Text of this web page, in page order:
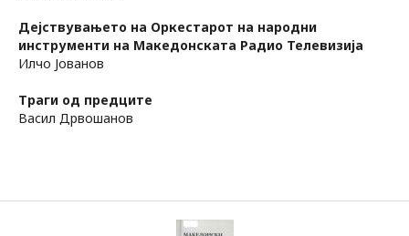
Дејствувањето на Оркестарот на народни
инструменти на Македонската Радио Телевизија
Илчо Јованов
Траги од предците
Васил Дрвошанов